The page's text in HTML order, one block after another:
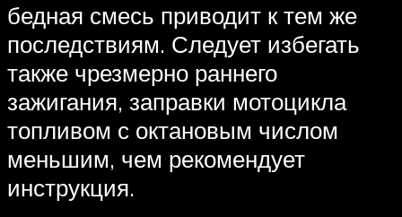
бедная смесь приводит к тем же
последствиям. Следует избегать
также чрезмерно раннего
зажигания, заправки мотоцикла
топливом с октановым числом
меньшим, чем рекомендует
инструкция.